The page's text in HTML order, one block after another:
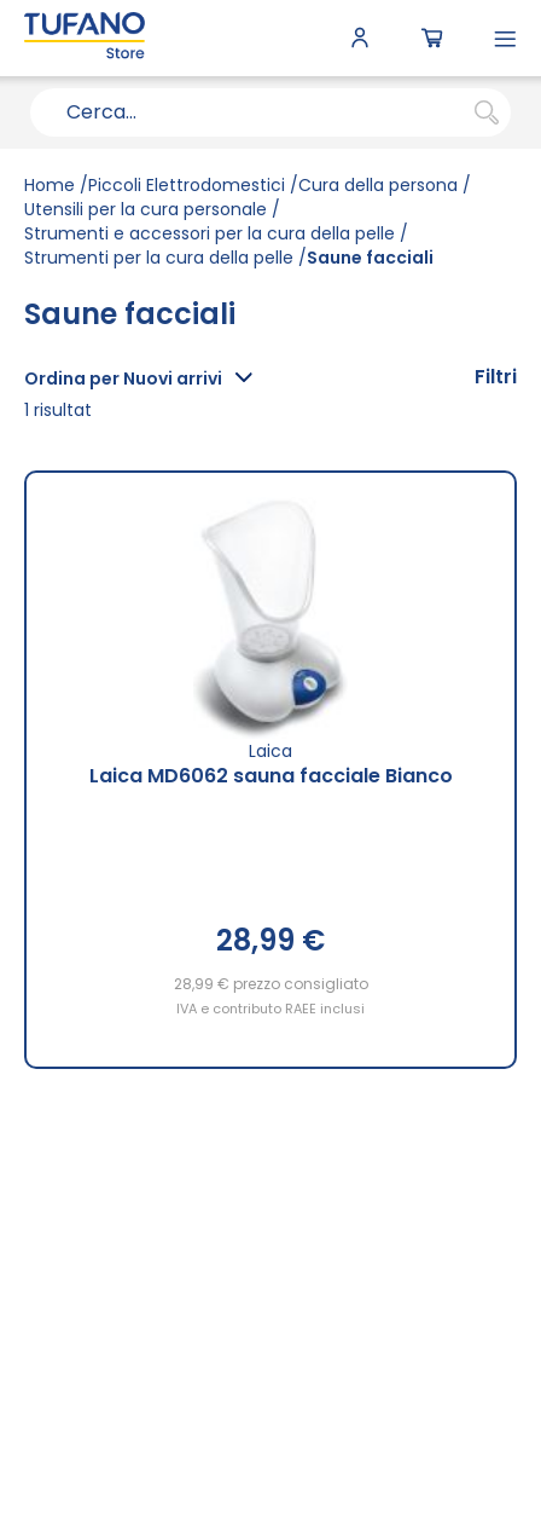
Home Piccoli Elettrodomestici Cura della persona
Utensili per la cura personale
Strumenti e accessori per la cura della pelle
Strumenti per la cura della pelle
Saune facciali
Saune facciali
Ordina per Nuovi arrivi
1 risultat
Laica
Laica MD6062 sauna facciale Bianco
28,99 €
28,99 € prezzo consigliato
IVA e contributo RAEE inclusi
Filtri